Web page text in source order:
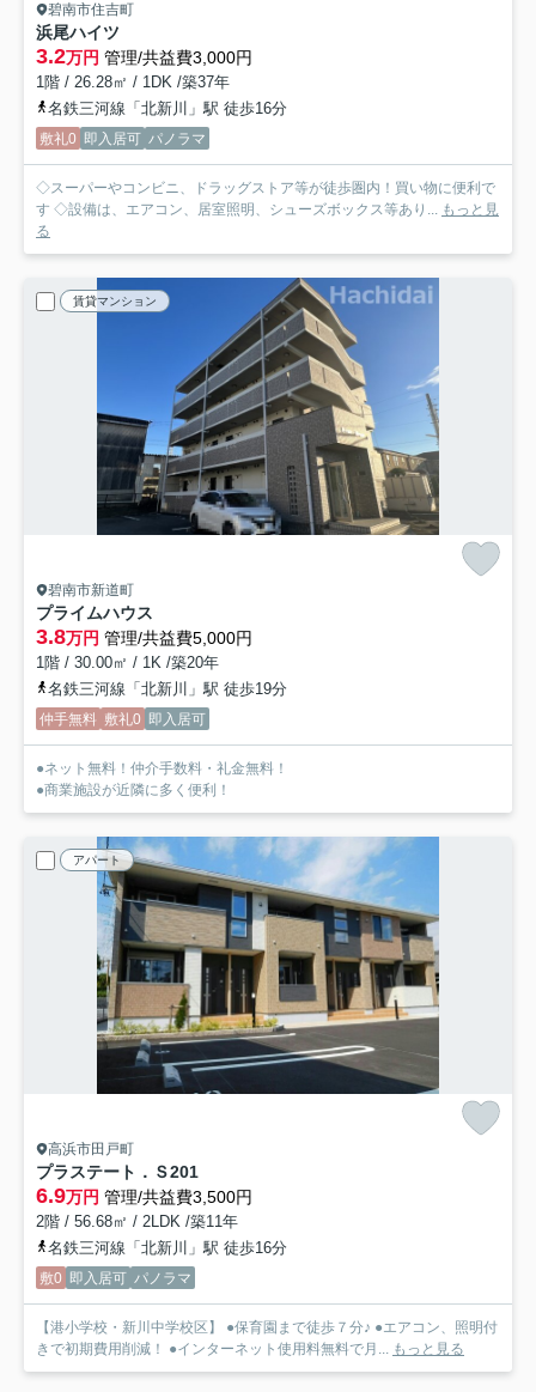
碧南市住吉町
浜尾ハイツ
3.2万円 管理/共益費3,000円
1階 / 26.28㎡ / 1DK /築37年
名鉄三河線「北新川」駅 徒歩16分
敷礼0 即入居可 パノラマ
◇スーパーやコンビニ、ドラッグストア等が徒歩圏内！買い物に便利で
す ◇設備は、エアコン、居室照明、シューズボックス等あり... もっと見
る
賃貸マンション
碧南市新道町
プライムハウス
3.8万円 管理/共益費5,000円
1階 / 30.00㎡ / 1K /築20年
名鉄三河線「北新川」駅 徒歩19分
仲手無料 敷礼0 即入居可
●ネット無料！仲介手数料・礼金無料！
●商業施設が近隣に多く便利！
アパート
高浜市田戸町
プラステート．Ｓ201
6.9万円 管理/共益費3,500円
2階 / 56.68㎡ / 2LDK /築11年
名鉄三河線「北新川」駅 徒歩16分
敷0 即入居可 パノラマ
【港小学校・新川中学校区】 ●保育園まで徒歩７分♪ ●エアコン、照明付
きで初期費用削減！ ●インターネット使用料無料で月... もっと見る